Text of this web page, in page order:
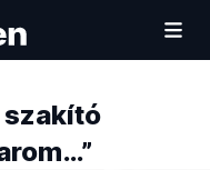
szakító